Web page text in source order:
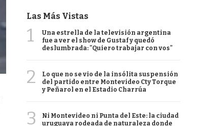
Las Más Vistas
1
Una estrella de la televisión argentina
fue a ver el show de Gustaf y quedó
deslumbrada: "Quiero trabajar con vos"
2
Lo que no se vio de la insólita suspensión
del partido entre Montevideo Cty Torque
y Peñarol en el Estadio Charrúa
3
Ni Montevideo ni Punta del Este: la ciudad
uruguaya rodeada de naturaleza donde